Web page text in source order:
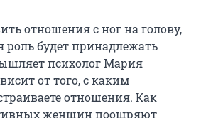
отношения с ног на голову,
роль будет принадлежать
психолог Мария
от того, с каким
отношения. Как
женщин поощряют